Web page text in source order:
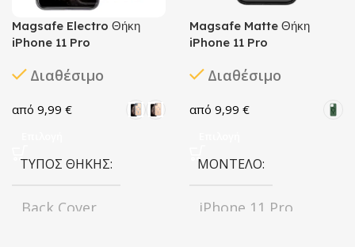
Magsafe Electro Θήκη
iPhone 11 Pro
Διαθέσιμο
9,99 €
ΤΎΠΟΣ ΘΉΚΗΣ
Back Cover
Magsafe Matte Θήκη
iPhone 11 Pro
Διαθέσιμο
9,99 €
ΜΟΝΤΈΛΟ
iPhone 11 Pro